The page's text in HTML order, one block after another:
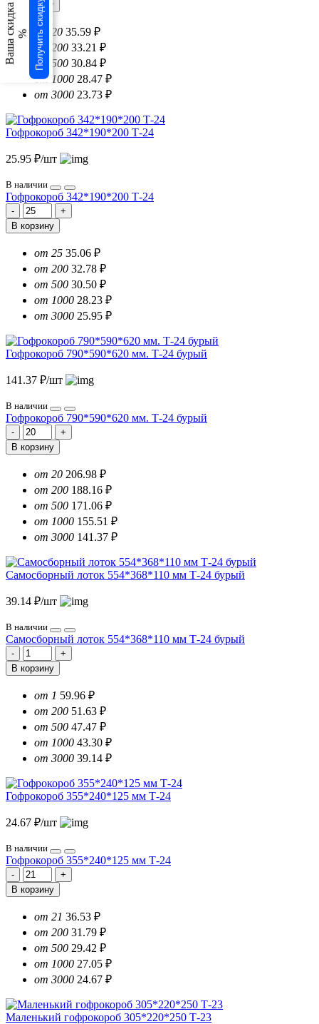
В корзину
от 20 35.59 ₽
от 200 33.21 ₽
от 500 30.84 ₽
от 1000 28.47 ₽
от 3000 23.73 ₽
Гофрокороб 342*190*200 Т-24
25.95 ₽/шт
В наличии
Гофрокороб 342*190*200 Т-24
В корзину
от 25 35.06 ₽
от 200 32.78 ₽
от 500 30.50 ₽
от 1000 28.23 ₽
от 3000 25.95 ₽
Гофрокороб 790*590*620 мм. Т-24 бурый
141.37 ₽/шт
В наличии
Гофрокороб 790*590*620 мм. Т-24 бурый
В корзину
от 20 206.98 ₽
от 200 188.16 ₽
от 500 171.06 ₽
от 1000 155.51 ₽
от 3000 141.37 ₽
Самосборный лоток 554*368*110 мм Т-24 бурый
39.14 ₽/шт
В наличии
Самосборный лоток 554*368*110 мм Т-24 бурый
В корзину
от 1 59.96 ₽
от 200 51.63 ₽
от 500 47.47 ₽
от 1000 43.30 ₽
от 3000 39.14 ₽
Гофрокороб 355*240*125 мм Т-24
24.67 ₽/шт
В наличии
Гофрокороб 355*240*125 мм Т-24
В корзину
от 21 36.53 ₽
от 200 31.79 ₽
от 500 29.42 ₽
от 1000 27.05 ₽
от 3000 24.67 ₽
Маленький гофрокороб 305*220*250 Т-23
Ваша скидка % Получить скидку